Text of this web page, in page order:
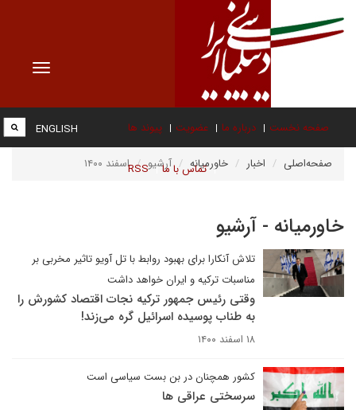
Toggle
صفحه نخست درباره ما عضویت پیوند ها
تماس با ما RSS
ENGLISH
صفحه‌اصلی اخبار خاورمیانه آرشیو اسفند ۱۴۰۰
خاورمیانه - آرشیو
تلاش آنکارا برای بهبود روابط با تل آویو تاثیر مخربی بر
مناسبات ترکیه و ایران خواهد داشت
وقتی رئیس جمهور ترکیه نجات اقتصاد کشورش را
به طناب پوسیده اسرائیل گره می‌زند!
۱۸ اسفند ۱۴۰۰
کشور همچنان در بن بست سیاسی است
سرسختی عراقی ها